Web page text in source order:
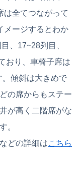
は全てつながって
メージするとわか
、17~28列目、
おり、車椅子席は
傾斜は大きめで
の席からもステー
が高く二階席がな
。
どの詳細はこちら